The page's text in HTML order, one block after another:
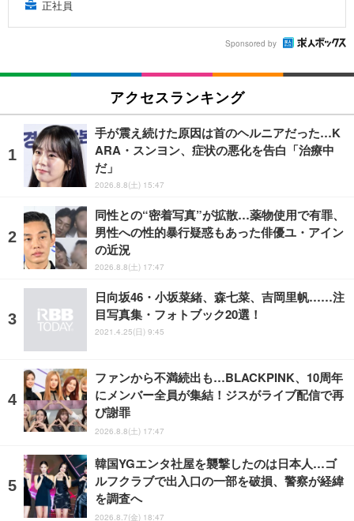
正社員
Sponsored by
アクセスランキング
手が震え続けた原因は首のヘルニアだった…K
ARA・スンヨン、症状の悪化を告白「治療中
だ」
2026.8.8(土) 15:47
同性との“密着写真”が拡散…薬物使用で有罪、
男性への性的暴行疑惑もあった俳優ユ・アイン
の近況
2026.8.8(土) 17:47
日向坂46・小坂菜緒、森七菜、吉岡里帆……注
目写真集・フォトブック20選！
2021.4.25(日) 9:45
ファンから不満続出も…BLACKPINK、10周年
にメンバー全員が集結！ジスがライブ配信で再
び謝罪
2026.8.8(土) 17:47
韓国YGエンタ社屋を襲撃したのは日本人…ゴ
ルフクラブで出入口の一部を破損、警察が経緯
を調査へ
2026.8.7(金) 18:47